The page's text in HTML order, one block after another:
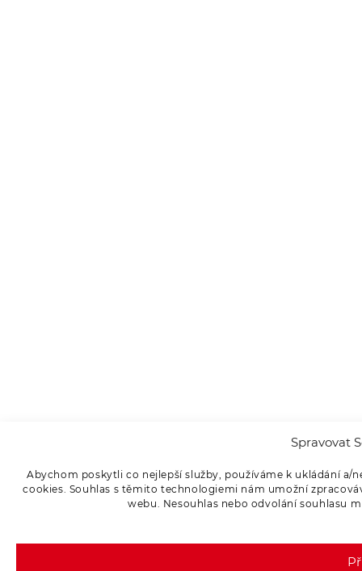
Spravovat
Abychom poskytli co nejlepší služby, používáme k ukládání
cookies. Souhlas s těmito technologiemi nám umožní
webu. Nesouhlas nebo odvolání souhlasu